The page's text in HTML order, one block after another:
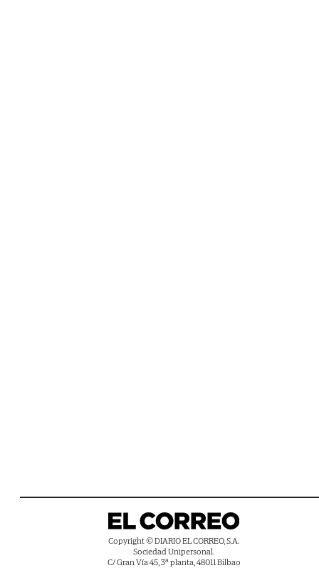
Copyright © DIARIO EL CORREO, S.A.
Sociedad Unipersonal.
C/ Gran Vía 45, 3ª planta, 48011 Bilbao